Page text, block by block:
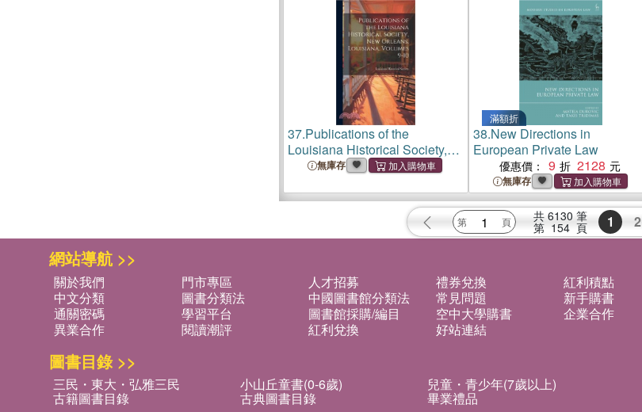
37.Publications of the
Louisiana Historical Society,
New Orleans, Louisiana,
無庫存
滿額折
38.New Directions in
European Private Law
優惠價： 9 2128
無庫存
共 6130 筆
第 154 頁 1 2
網站導航 >>
關於我們 門市專區 人才招募 禮券兌換
紅利積點
中文分類
圖書分類法 中國圖書館分類法 常見問題
新手購書
通關密碼
學習平台 圖書館採購/編目 空中大學購書
企業合作
異業合作
閱讀潮評 紅利兌換 好站連結
圖書目錄 >>
三民・東大・弘雅三民 小山丘童書(0-6歲) 兒童・青少年(7歲以上)
古籍圖書目錄 古典圖書目錄 畢業禮品